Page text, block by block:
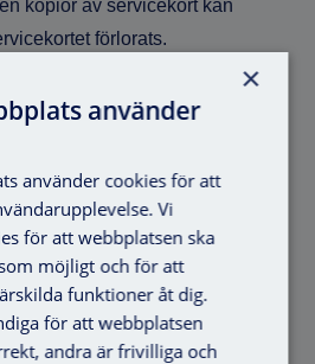
kopior av servicekort kan
förlorats.
produkter
×
använder
använder cookies för att
Vi
för att webbplatsen ska
möjligt och för att
funktioner åt dig.
för att webbplatsen
andra är frivilliga och